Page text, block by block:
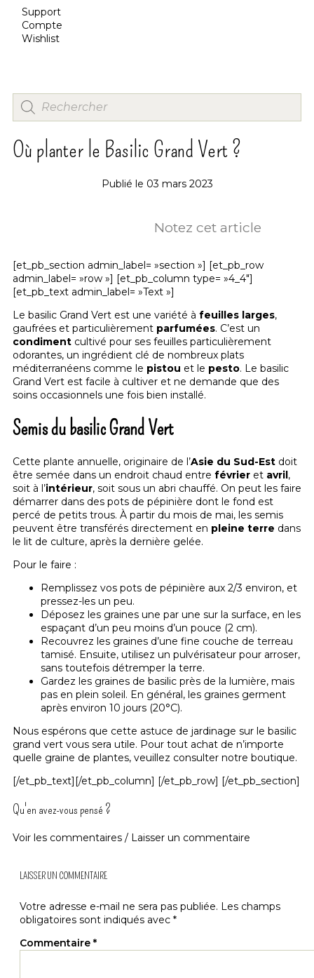
Support
Compte
Wishlist
Où planter le Basilic Grand Vert ?
Publié le 03 mars 2023
Notez cet article
[et_pb_section admin_label= »section »] [et_pb_row
admin_label= »row »] [et_pb_column type= »4_4″]
[et_pb_text admin_label= »Text »]
Le basilic Grand Vert est une variété à feuilles larges,
gaufrées et particulièrement parfumées. C’est un
condiment cultivé pour ses feuilles particulièrement
odorantes, un ingrédient clé de nombreux plats
méditerranéens comme le pistou et le pesto. Le basilic
Grand Vert est facile à cultiver et ne demande que des
soins occasionnels une fois bien installé.
Semis du basilic Grand Vert
Cette plante annuelle, originaire de l’Asie du Sud-Est doit
être semée dans un endroit chaud entre février et avril,
soit à l’intérieur, soit sous un abri chauffé. On peut les faire
démarrer dans des pots de pépinière dont le fond est
percé de petits trous. À partir du mois de mai, les semis
peuvent être transférés directement en pleine terre dans
le lit de culture, après la dernière gelée.
Pour le faire :
Remplissez vos pots de pépinière aux 2/3 environ, et
pressez-les un peu.
Déposez les graines une par une sur la surface, en les
espaçant d’un peu moins d’un pouce (2 cm).
Recouvrez les graines d’une fine couche de terreau
tamisé. Ensuite, utilisez un pulvérisateur pour arroser,
sans toutefois détremper la terre.
Gardez les graines de basilic près de la lumière, mais
pas en plein soleil. En général, les graines germent
après environ 10 jours (20°C).
Nous espérons que cette astuce de jardinage sur le basilic
grand vert vous sera utile. Pour tout achat de n’importe
quelle graine de plantes, veuillez consulter notre boutique.
[/et_pb_text][/et_pb_column] [/et_pb_row] [/et_pb_section]
Qu'en avez-vous pensé ?
Voir les commentaires / Laisser un commentaire
LAISSER UN COMMENTAIRE
Votre adresse e-mail ne sera pas publiée. Les champs
obligatoires sont indiqués avec *
Commentaire *